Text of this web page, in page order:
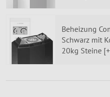
Beheizung
Schwarz mit
20kg Steine